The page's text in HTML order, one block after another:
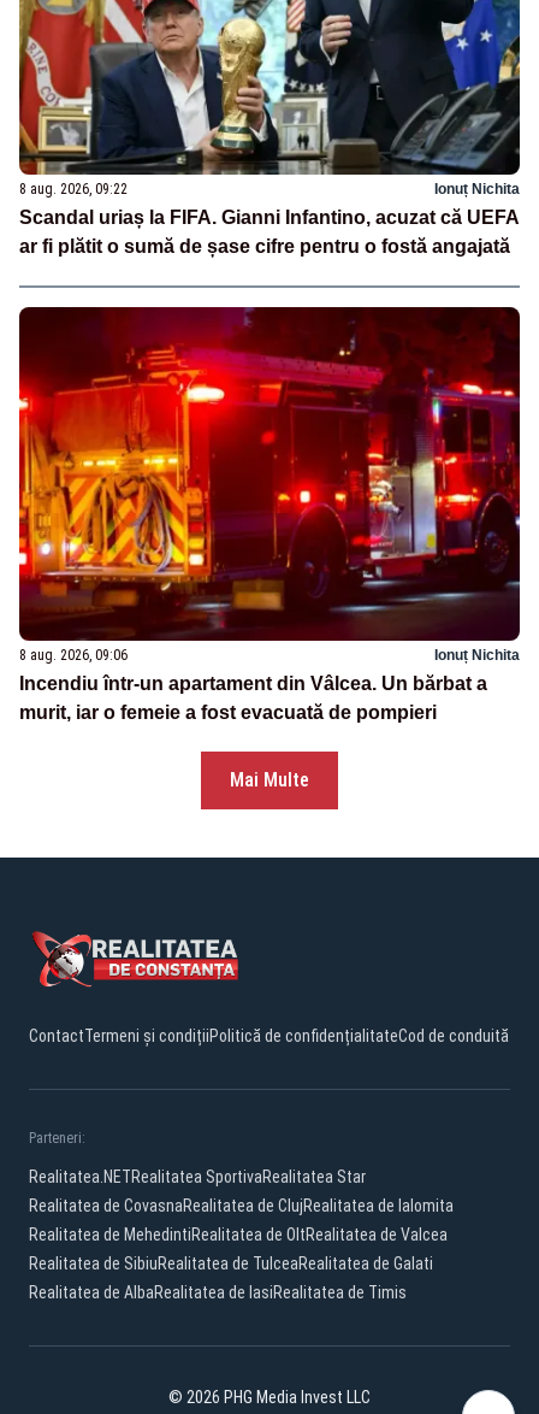
8 aug. 2026, 09:22 Ionuț Nichita
Scandal uriaș la FIFA. Gianni Infantino, acuzat că UEFA
ar fi plătit o sumă de șase cifre pentru o fostă angajată
8 aug. 2026, 09:06 Ionuț Nichita
Incendiu într-un apartament din Vâlcea. Un bărbat a
murit, iar o femeie a fost evacuată de pompieri
Mai Multe
ContactTermeni și condițiiPolitică de confidențialitateCod de conduită
Parteneri:
Realitatea.NETRealitatea SportivaRealitatea Star
Realitatea de CovasnaRealitatea de ClujRealitatea de Ialomita
Realitatea de MehedintiRealitatea de OltRealitatea de Valcea
Realitatea de SibiuRealitatea de TulceaRealitatea de Galati
Realitatea de AlbaRealitatea de IasiRealitatea de Timis
© 2026 PHG Media Invest LLC